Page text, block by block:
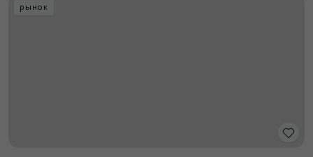
рынок